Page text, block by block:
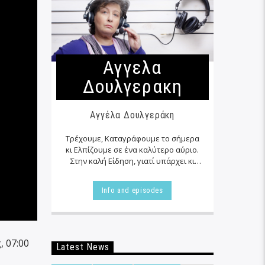
07:00
Αγγελα
Δουλγερακη
Αγγέλα Δουλγεράκη
Τρέχουμε, Καταγράφουμε το σήμερα
κι Ελπίζουμε σε ένα καλύτερο αύριο.
Στην καλή Είδηση, γιατί υπάρχει κι
καθημερινότητας μας, τις
περισσότερες φορές…
Info and episodes
Latest News